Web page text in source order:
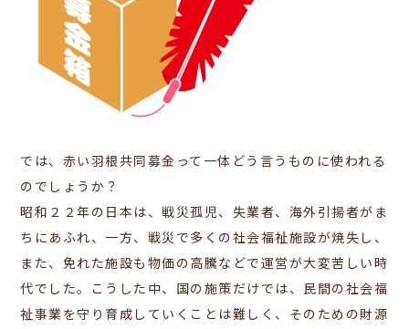
では、赤い羽根共同募金って一体どう言うものに使われる
のでしょうか？
昭和２２年の日本は、戦災孤児、失業者、海外引揚者がま
ちにあふれ、一方、戦災で多くの社会福祉施設が焼失し、
また、免れた施設も物価の高騰などで運営が大変苦しい時
代でした。 こうした中、国の施策だけでは、民間の社会福
祉事業を守り育成していくことは難しく、そのための財源